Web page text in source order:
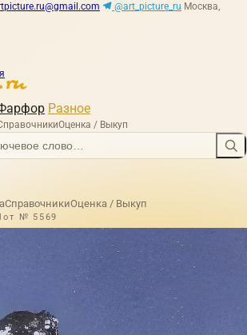
@art_picture_ru Москва,
Разное
Оценка / Выкуп
СправочникиОценка / Выкуп
№ 5569